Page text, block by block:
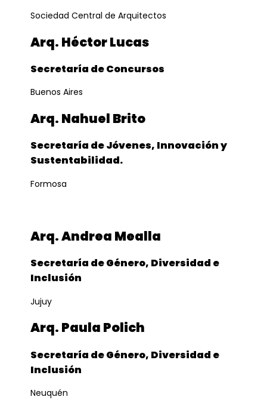
Sociedad Central de Arquitectos
Arq. Héctor Lucas
Secretaría de Concursos
Buenos Aires
Arq. Nahuel Brito
Secretaría de Jóvenes, Innovación y
Sustentabilidad.
Formosa
Arq. Andrea Mealla
Secretaría de Género, Diversidad e
Inclusión
Jujuy
Arq. Paula Polich
Secretaría de Género, Diversidad e
Inclusión
Neuquén